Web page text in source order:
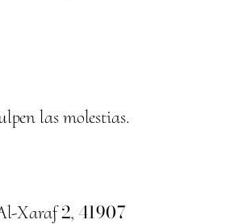
las molestias.
Xaraf2, 41907